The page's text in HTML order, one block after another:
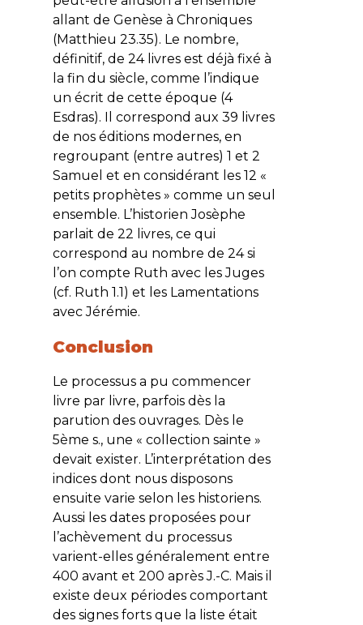
allant de Genèse à Chroniques
(Matthieu 23.35). Le nombre,
définitif, de 24 livres est déjà fixé à
la fin du siècle, comme l’indique
un écrit de cette époque (4
Esdras). Il correspond aux 39 livres
de nos éditions modernes, en
regroupant (entre autres) 1 et 2
Samuel et en considérant les 12 «
petits prophètes » comme un seul
ensemble. L’historien Josèphe
parlait de 22 livres, ce qui
correspond au nombre de 24 si
l’on compte Ruth avec les Juges
(cf. Ruth 1.1) et les Lamentations
avec Jérémie.
Conclusion
Le processus a pu commencer
livre par livre, parfois dès la
parution des ouvrages. Dès le
5ème s., une « collection sainte »
devait exister. L’interprétation des
indices dont nous disposons
ensuite varie selon les historiens.
Aussi les dates proposées pour
l’achèvement du processus
varient-elles généralement entre
400 avant et 200 après J.-C. Mais il
existe deux périodes comportant
des signes forts que la liste était